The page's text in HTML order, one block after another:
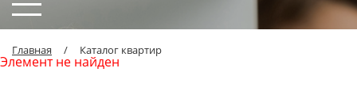
Главная / Каталог квартир
Элемент не найден